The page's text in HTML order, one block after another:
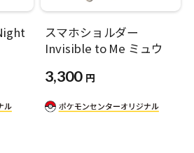
スマホショルダー
Invisible to Me ミュウ
3,300 円